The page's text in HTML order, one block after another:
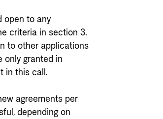
open to any
criteria in section 3.
to other applications
only granted in
in this call.
agreements per
depending on